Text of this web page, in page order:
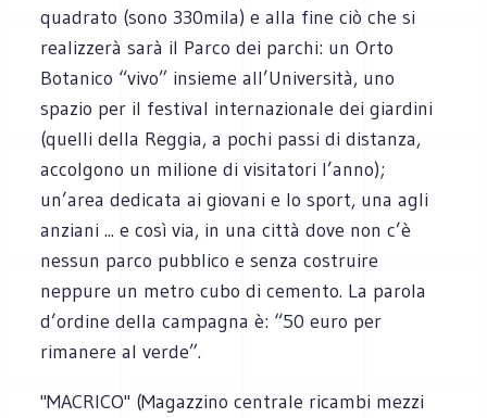
quadrato (sono 330mila) e alla fine ciò che si
realizzerà sarà il Parco dei parchi: un Orto
Botanico “vivo” insieme all’Università, uno
spazio per il festival internazionale dei giardini
(quelli della Reggia, a pochi passi di distanza,
accolgono un milione di visitatori l’anno);
un’area dedicata ai giovani e lo sport, una agli
anziani ... e così via, in una città dove non c’è
nessun parco pubblico e senza costruire
neppure un metro cubo di cemento. La parola
d’ordine della campagna è: “50 euro per
rimanere al verde”.
"MACRICO" (Magazzino centrale ricambi mezzi